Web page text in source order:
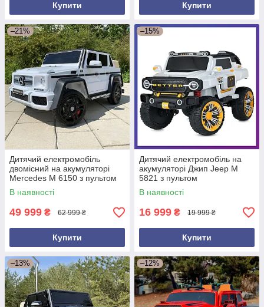
Купити Купити
–21%
Дитячий електромобіль
двомісний на акумуляторі
Mercedes M 6150 з пультом
р/у для дітей 3-8 років Білий
В наявності
49 999 ₴ 62 999 ₴
Купити
–15%
Дитячий електромобіль на
акумуляторі Джип Jeep M
5821 з пультом
радіокерування для дітей 3-8
років Білий
В наявності
16 999 ₴ 19 999 ₴
Купити
–13% –12%